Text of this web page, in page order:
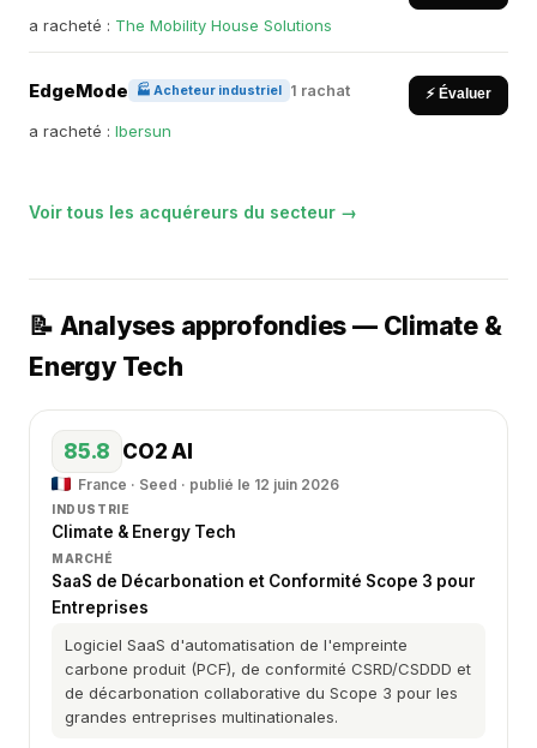
a racheté : The Mobility House Solutions
EdgeMode 🏭 Acheteur industriel 1 rachat ⚡ Évaluer
a racheté : Ibersun
Voir tous les acquéreurs du secteur →
📝 Analyses approfondies — Climate &
Energy Tech
85.8 CO2 AI
France · Seed · publié le 12 juin 2026
INDUSTRIE
Climate & Energy Tech
MARCHÉ
SaaS de Décarbonation et Conformité Scope 3 pour
Entreprises
Logiciel SaaS d'automatisation de l'empreinte
carbone produit (PCF), de conformité CSRD/CSDDD et
de décarbonation collaborative du Scope 3 pour les
grandes entreprises multinationales.